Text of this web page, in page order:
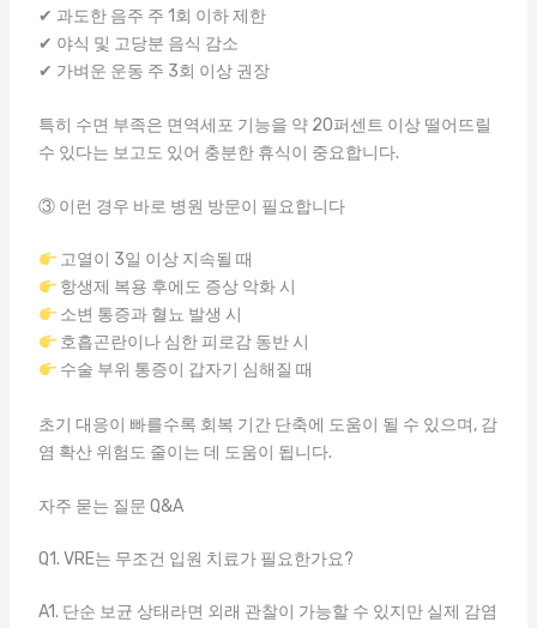
✔ 과도한 음주 주 1회 이하 제한
✔ 야식 및 고당분 음식 감소
✔ 가벼운 운동 주 3회 이상 권장
특히 수면 부족은 면역세포 기능을 약 20퍼센트 이상 떨어뜨릴
수 있다는 보고도 있어 충분한 휴식이 중요합니다.
③ 이런 경우 바로 병원 방문이 필요합니다
고열이 3일 이상 지속될 때
항생제 복용 후에도 증상 악화 시
소변 통증과 혈뇨 발생 시
호흡곤란이나 심한 피로감 동반 시
수술 부위 통증이 갑자기 심해질 때
초기 대응이 빠를수록 회복 기간 단축에 도움이 될 수 있으며, 감
염 확산 위험도 줄이는 데 도움이 됩니다.
자주 묻는 질문 Q&A
Q1. VRE는 무조건 입원 치료가 필요한가요?
A1. 단순 보균 상태라면 외래 관찰이 가능할 수 있지만 실제 감염